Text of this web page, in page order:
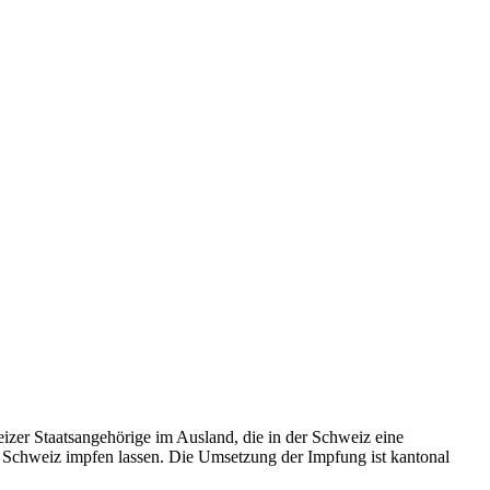
Staatsangehörige im Ausland, die in der Schweiz eine
impfen lassen. Die Umsetzung der Impfung ist kantonal